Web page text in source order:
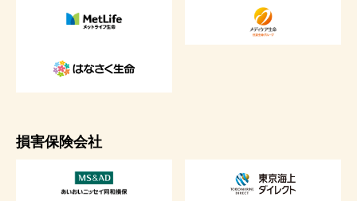
損害保険会社